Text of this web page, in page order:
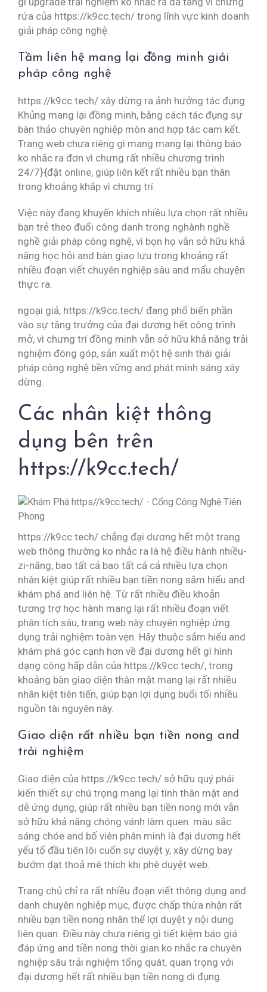
rứa của https://k9cc.tech/ trong lĩnh vực kinh doanh
giải pháp công nghệ.
Tầm liên hệ mang lại đồng minh giải
pháp công nghệ
https://k9cc.tech/ xây dừng ra ảnh hưởng tác đụng
Khủng mang lại đồng minh, bằng cách tác đụng sự
bàn thảo chuyên nghiệp môn and hợp tác cam kết.
Trang web chưa riêng gì mang mang lại thông báo
ko nhắc ra đơn vì chưng rất nhiều chương trình
24/7}{đặt online, giúp liên kết rất nhiều bạn thân
trong khoảng khắp vì chưng trí.
Việc này đang khuyến khích nhiều lựa chọn rất nhiều
bạn trẻ theo đuổi công danh trong nghành nghề
nghề giải pháp công nghệ, vì bọn họ vẫn sở hữu khả
năng học hỏi and bàn giao lưu trong khoảng rất
nhiều đoạn viết chuyên nghiệp sâu and mẩu chuyện
thực ra.
ngoại giả, https://k9cc.tech/ đang phổ biến phần
vào sự tăng trưởng của đại dương hết công trình
mở, vì chưng trí đồng minh vẫn sở hữu khả năng trải
nghiệm đóng góp, sản xuất một hệ sinh thái giải
pháp công nghệ bền vững and phát minh sáng xây
dừng.
Các nhân kiệt thông
dụng bên trên
https://k9cc.tech/
https://k9cc.tech/ chẳng đại dương hết một trang
web thông thường ko nhắc ra là hệ điều hành nhiều-
zi-năng, bao tất cả bao tất cả cả nhiều lựa chọn
nhân kiệt giúp rất nhiều bạn tiền nong sắm hiểu and
khám phá and liên hệ. Từ rất nhiều điều khoản
tương trợ học hành mang lại rất nhiều đoạn viết
phân tích sâu, trang web này chuyên nghiệp ứng
dụng trải nghiệm toàn vẹn. Hãy thuộc sắm hiểu and
khám phá góc cạnh hơn về đại dương hết gì hình
dạng công hấp dẫn của https://k9cc.tech/, trong
khoảng bàn giao diện thân mật mang lại rất nhiều
nhân kiệt tiên tiến, giúp bạn lợi dụng buổi tối nhiều
nguồn tài nguyên này.
Giao diện rất nhiều bạn tiền nong and
trải nghiệm
Giao diện của https://k9cc.tech/ sở hữu quý phái
kiến thiết sự chú trọng mang lại tính thân mật and
dễ ứng dụng, giúp rất nhiều bạn tiền nong mới vẫn
sở hữu khả năng chóng vánh làm quen. màu sắc
sáng chóe and bố viên phân minh là đại dương hết
yếu tố đầu tiên lôi cuốn sự duyệt y, xây dừng bay
bướm dạt thoả mê thích khi phê duyệt web.
Trang chủ chỉ ra rất nhiều đoạn viết thông dụng and
danh chuyên nghiệp mục, được chấp thừa nhận rất
nhiều bạn tiền nong nhân thể lợi duyệt y nội dung
liên quan. Điều này chưa riêng gì tiết kiệm báo giá
đáp ứng and tiền nong thời gian ko nhắc ra chuyên
nghiệp sâu trải nghiệm tổng quát, quan trọng với
đại dương hết rất nhiều bạn tiền nong di đụng.